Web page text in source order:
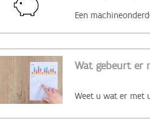
Wat gebeurt er